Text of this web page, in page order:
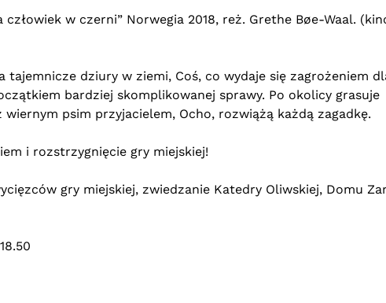
w czerni” Norwegia 2018, reż. Grethe Bøe-Waal.
tajemnicze dziury w ziemi, Coś, co wydaje się zagrożeniem
bardziej skomplikowanej sprawy. Po okolicy grasuje
psim przyjacielem, Ocho, rozwiążą każdą zagadkę.
i rozstrzygnięcie gry miejskiej!
gry miejskiej, zwiedzanie Katedry Oliwskiej, Domu